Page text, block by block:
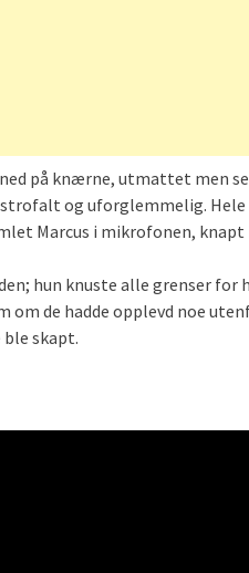
på knærne, utmattet men
og uforglemmelig. Hele
Marcus i mikrofonen, knapt
hun knuste alle grenser for
de hadde opplevd noe
skapt.